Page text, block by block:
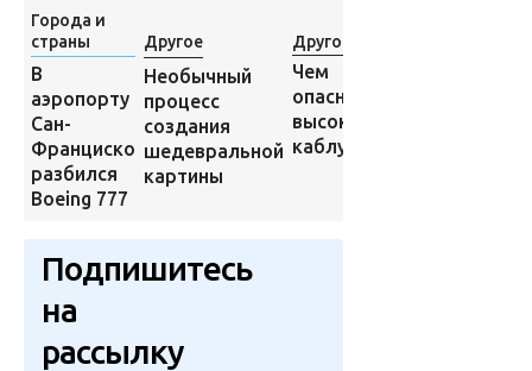
Города и
страны
В
аэропорту
Сан-
Франциско
разбился
Boeing 777
Другое
Необычный
процесс
создания
шедевральной
картины
Другое
Чем
опасны
высокие
каблуки?
Подпишитесь
на
рассылку